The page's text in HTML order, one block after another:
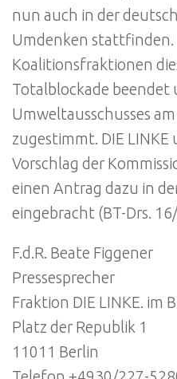
nun auch in der
Umdenken stattfinden.
Koalitionsfraktionen
Totalblockade beendet
Umweltausschusses
zugestimmt. DIE
Vorschlag der
einen Antrag dazu in
eingebracht (BT-Drs.
F.d.R. Beate Figgener
Pressesprecher
Fraktion DIE LINKE. im
Platz der Republik 1
11011 Berlin